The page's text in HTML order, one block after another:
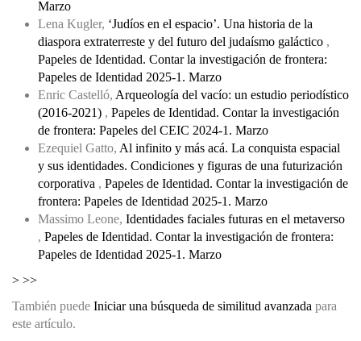
Marzo
Lena Kugler, ‘Judíos en el espacio’. Una historia de la
diaspora extraterreste y del futuro del judaísmo galáctico ,
Papeles de Identidad. Contar la investigación de frontera:
Papeles de Identidad 2025-1. Marzo
Enric Castelló, Arqueología del vacío: un estudio periodístico
(2016-2021) , Papeles de Identidad. Contar la investigación
de frontera: Papeles del CEIC 2024-1. Marzo
Ezequiel Gatto, Al infinito y más acá. La conquista espacial
y sus identidades. Condiciones y figuras de una futurización
corporativa , Papeles de Identidad. Contar la investigación de
frontera: Papeles de Identidad 2025-1. Marzo
Massimo Leone, Identidades faciales futuras en el metaverso
, Papeles de Identidad. Contar la investigación de frontera:
Papeles de Identidad 2025-1. Marzo
> >>
También puede Iniciar una búsqueda de similitud avanzada para
este artículo.